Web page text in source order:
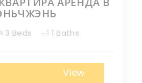
3 Beds 1 Baths
View